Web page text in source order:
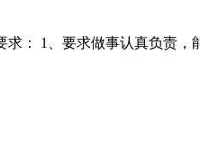
： 1、要求做事认真负责